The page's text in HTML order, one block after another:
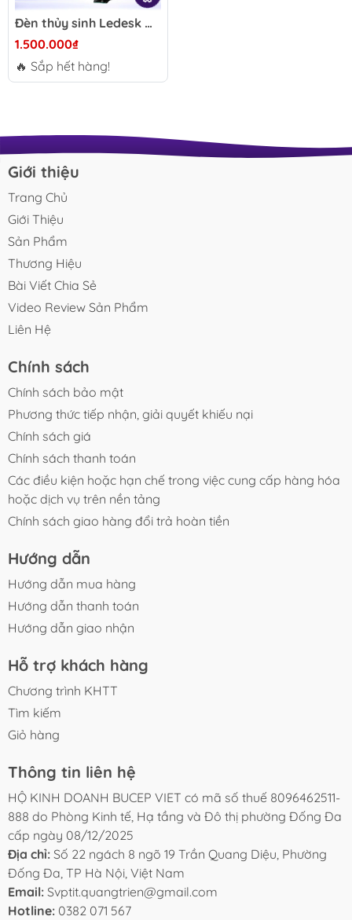
Đèn thủy sinh Ledesk WRGB 30W/50W/72W - Chỉnh app, ánh sáng chân thực, hiệu ứng sóng mạnh cho bể cá biotope
1.500.000₫
🔥 Sắp hết hàng!
Giới thiệu
Trang Chủ
Giới Thiệu
Sản Phẩm
Thương Hiệu
Bài Viết Chia Sẻ
Video Review Sản Phẩm
Liên Hệ
Chính sách
Chính sách bảo mật
Phương thức tiếp nhận, giải quyết khiếu nại
Chính sách giá
Chính sách thanh toán
Các điều kiện hoặc hạn chế trong việc cung cấp hàng hóa
hoặc dịch vụ trên nền tảng
Chính sách giao hàng đổi trả hoàn tiền
Hướng dẫn
Hướng dẫn mua hàng
Hướng dẫn thanh toán
Hướng dẫn giao nhận
Hỗ trợ khách hàng
Chương trình KHTT
Tìm kiếm
Giỏ hàng
Thông tin liên hệ
HỘ KINH DOANH BUCEP VIET có mã số thuế 8096462511-
888 do Phòng Kinh tế, Hạ tầng và Đô thị phường Đống Đa
cấp ngày 08/12/2025
Địa chỉ: Số 22 ngách 8 ngõ 19 Trần Quang Diệu, Phường
Đống Đa, TP Hà Nội, Việt Nam
Email: Svptit.quangtrien@gmail.com
Hotline: 0382 071 567